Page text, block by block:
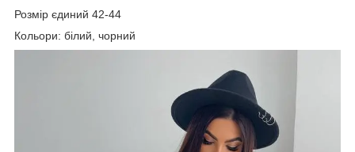
Розмір єдиний 42-44
Кольори: білий, чорний